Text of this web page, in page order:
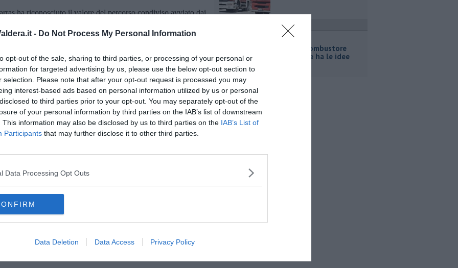
- Do Not Process My Personal Information
opt-out of the sale, sharing to third parties, or processing of your personal or
for targeted advertising by us, please use the below opt-out section to
selection. Please note that after your opt-out request is processed you may
interest-based ads based on personal information utilized by us or personal
to third parties prior to your opt-out. You may separately opt-out of the
of your personal information by third parties on the IAB’s list of downstream
This information may also be disclosed by us to third parties on the IAB’s List of
Participants that may further disclose it to other third parties.
Data Processing Opt Outs
Data Deletion Data Access Privacy Policy
ha riconosciuto il valore del percorso condiviso avviato dai
il documento presentato rappresenti un importante passo
chiaro dei Distretti all’interno delle politiche regionali.
Regione Toscana di lavorare entro i prossimi mesi a una
Biologici e ad altri strumenti delle politiche territoriali
emerse dal confronto con i territori.
due nuovi Distretti Biologici, Aldobrandesco e del
Carli in rappresentanza del GAL Terre Etrusche e del
Angeli per il Distretto Biologico Maremma.
iscriviti alla
nella tua casella di posta.
i progetti
Macelloni,
"sull'ossicombustore
l'assessore ha le idee